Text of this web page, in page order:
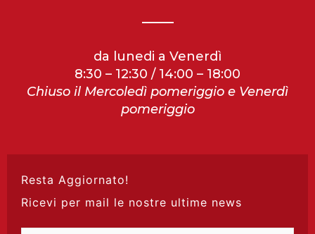
da lunedi a Venerdì
8:30 – 12:30 / 14:00 – 18:00
Chiuso il Mercoledì pomeriggio e Venerdì
pomeriggio
Resta Aggiornato!
Ricevi per mail le nostre ultime news